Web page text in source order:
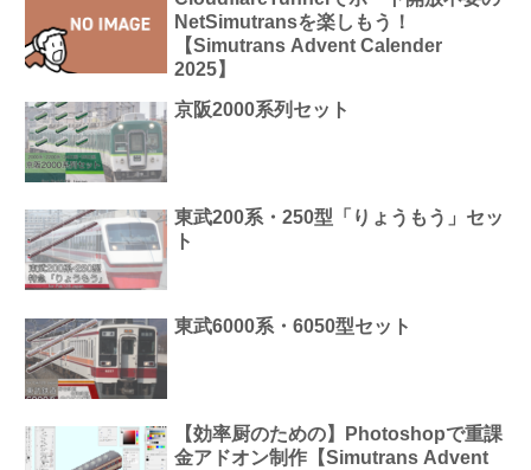
NetSimutransを楽しもう！
【Simutrans Advent Calender
2025】
京阪2000系列セット
東武200系・250型「りょうもう」セッ
ト
東武6000系・6050型セット
【効率厨のための】Photoshopで重課
金アドオン制作【Simutrans Advent